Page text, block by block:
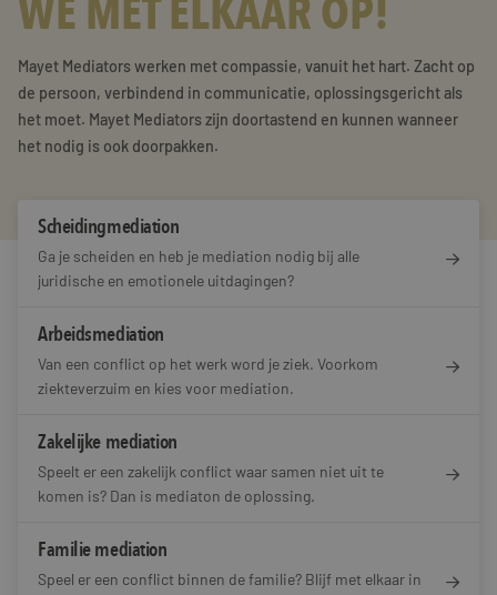
Training & Leiderschap
Blogs
Contact
WE MÉT ELKAAR OP!
Mayet Mediators werken met compassie, vanuit het hart. Zacht op
de persoon, verbindend in communicatie, oplossingsgericht als
het moet. Mayet Mediators zijn doortastend en kunnen wanneer
het nodig is ook doorpakken.
Scheidingmediation
Ga je scheiden en heb je mediation nodig bij alle
juridische en emotionele uitdagingen?
Arbeidsmediation
Van een conflict op het werk word je ziek. Voorkom
ziekteverzuim en kies voor mediation.
Zakelijke mediation
Speelt er een zakelijk conflict waar samen niet uit te
komen is? Dan is mediaton de oplossing.
Familie mediation
Speel er een conflict binnen de familie? Blijf met elkaar in